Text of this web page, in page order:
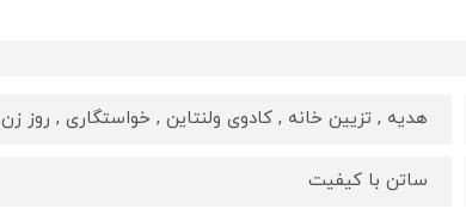
هدیه , تزیین خانه , کادوی ولنتاین , خواستگاری , روز
ساتن با کیفیت